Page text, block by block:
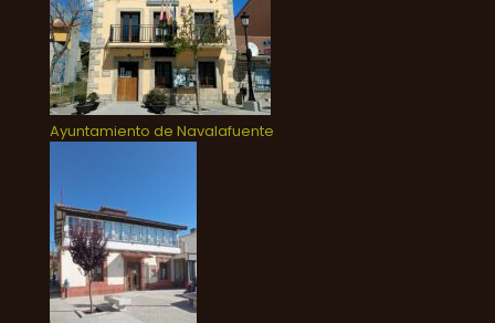
Ayuntamiento de Navalafuente